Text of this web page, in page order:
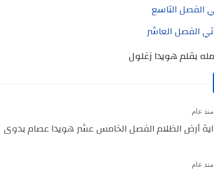
الفصل التاسع
الفصل العاشر
بقلم هويدا زغلول
منذ عام
أرض الظلام الفصل الخامس عشر هويدا عصام بدوى
منذ عام